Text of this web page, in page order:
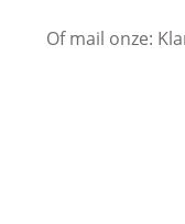
Of mail onze: